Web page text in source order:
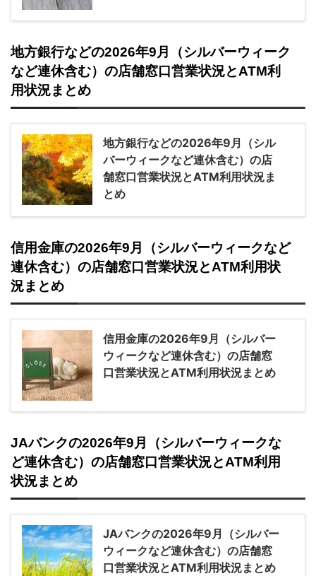
地方銀行などの2026年9月（シルバーウィーク
など連休含む）の店舗窓口営業状況とATM利
用状況まとめ
地方銀行などの2026年9月（シル
バーウィークなど連休含む）の店
舗窓口営業状況とATM利用状況ま
とめ
信用金庫の2026年9月（シルバーウィークなど
連休含む）の店舗窓口営業状況とATM利用状
況まとめ
信用金庫の2026年9月（シルバー
ウィークなど連休含む）の店舗窓
口営業状況とATM利用状況まとめ
JAバンクの2026年9月（シルバーウィークな
ど連休含む）の店舗窓口営業状況とATM利用
状況まとめ
JAバンクの2026年9月（シルバー
ウィークなど連休含む）の店舗窓
口営業状況とATM利用状況まとめ